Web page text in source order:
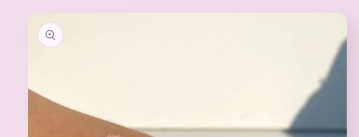
información
del producto